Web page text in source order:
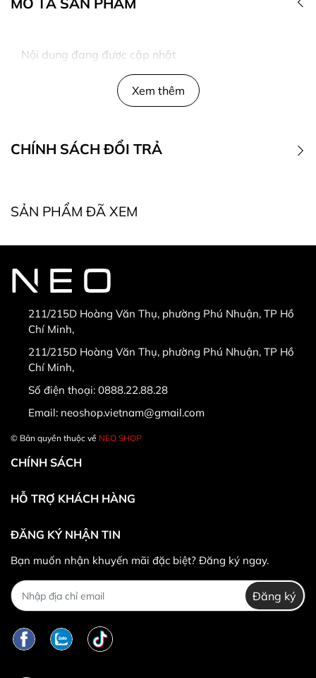
Nội dung đang được cập nhật
Xem thêm
CHÍNH SÁCH ĐỔI TRẢ
* Điều kiện bắt buộc khi đổi, trả hàng:
* Hàng được đổi trả khi:
Trường hợp không được đổi trả hàng:
SẢN PHẨM ĐÃ XEM
211/215D Hoàng Văn Thụ, phường Phú Nhuận, TP Hồ
Chí Minh,
211/215D Hoàng Văn Thụ, phường Phú Nhuận, TP Hồ
Chí Minh,
Số điện thoại: 0888.22.88.28
Email: neoshop.vietnam@gmail.com
© Bản quyền thuộc về NEO SHOP
CHÍNH SÁCH
HỖ TRỢ KHÁCH HÀNG
ĐĂNG KÝ NHẬN TIN
Bạn muốn nhận khuyến mãi đặc biệt? Đăng ký ngay.
Đăng ký